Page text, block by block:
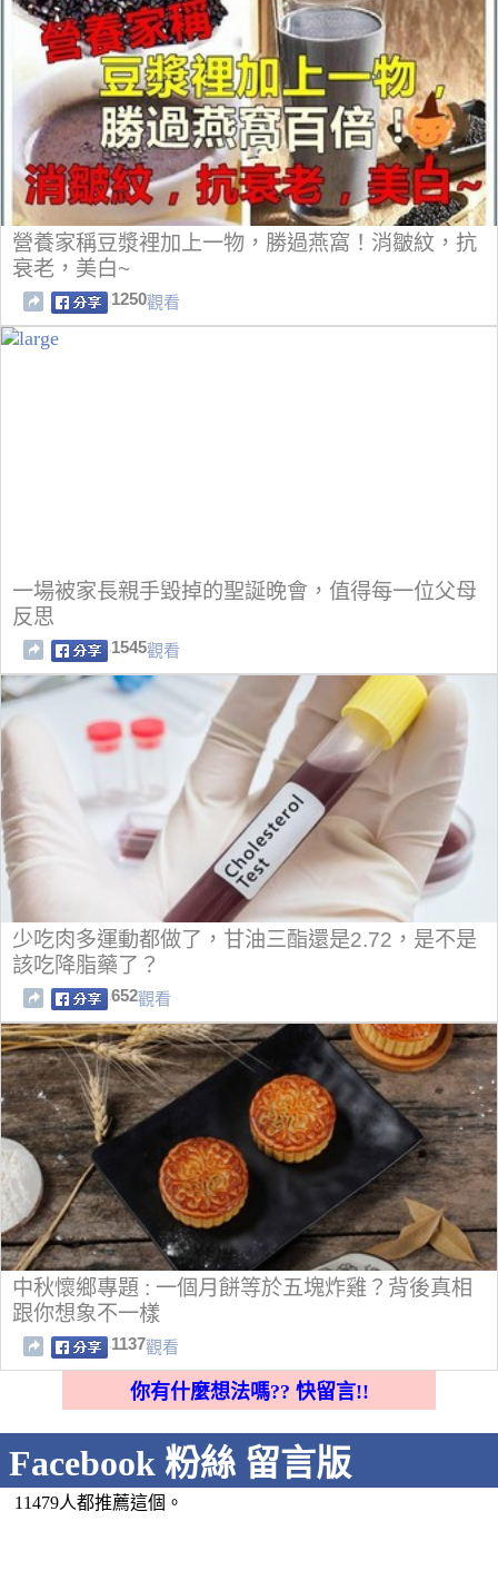
營養家稱豆漿裡加上一物，勝過燕窩！消皺紋，抗
衰老，美白~
1250觀看
一場被家長親手毀掉的聖誕晚會，值得每一位父母
反思
1545觀看
少吃肉多運動都做了，甘油三酯還是2.72，是不是
該吃降脂藥了？
652觀看
中秋懷鄉專題 : 一個月餅等於五塊炸雞？背後真相
跟你想象不一樣
1137觀看
你有什麼想法嗎?? 快留言!!
Facebook 粉絲 留言版
11479人都推薦這個。